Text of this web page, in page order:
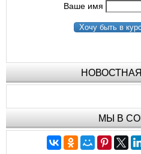
Ваше имя
Хочу быть в
МЫ В